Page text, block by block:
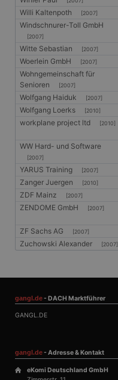
Willi Kaltenpoth [2007]
Windschnurer-Toll GmbH
[2007]
Witte Sebastian [2007]
Woerlein GmbH [2007]
Wohngemeinschaft für
Senioren
[2007]
Wolfgang Haiduk [2007]
Wolfgang Loerks [2010]
workplane project ltd [2010]
WW Hard- und Software
[2007]
YARUS Training [2007]
Zanger Juergen [2010]
ZDF Mainz [2007]
ZENDOME GmbH [2007]
ZF Sachs AG [2007]
Zuchowski Alexander [2007]
gangl.de- DACH Marktführer
GANGL.DE
gangl.de- Adresse & Kontakt
eKomi Deutschland GmbH